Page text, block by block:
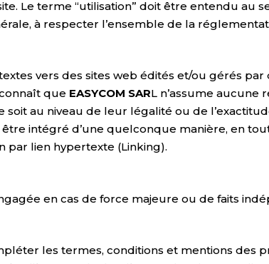
Le terme “utilisation” doit être entendu au
à respecter l’ensemble de la
vers des sites web édités et/ou gérés
que EASYCOM SARL n’assume aucune
au niveau de leur légalité ou de
intégré d’une quelconque manière, en
par lien hypertexte (Linking).
en cas de force majeure ou de faits
les termes, conditions et mentions des